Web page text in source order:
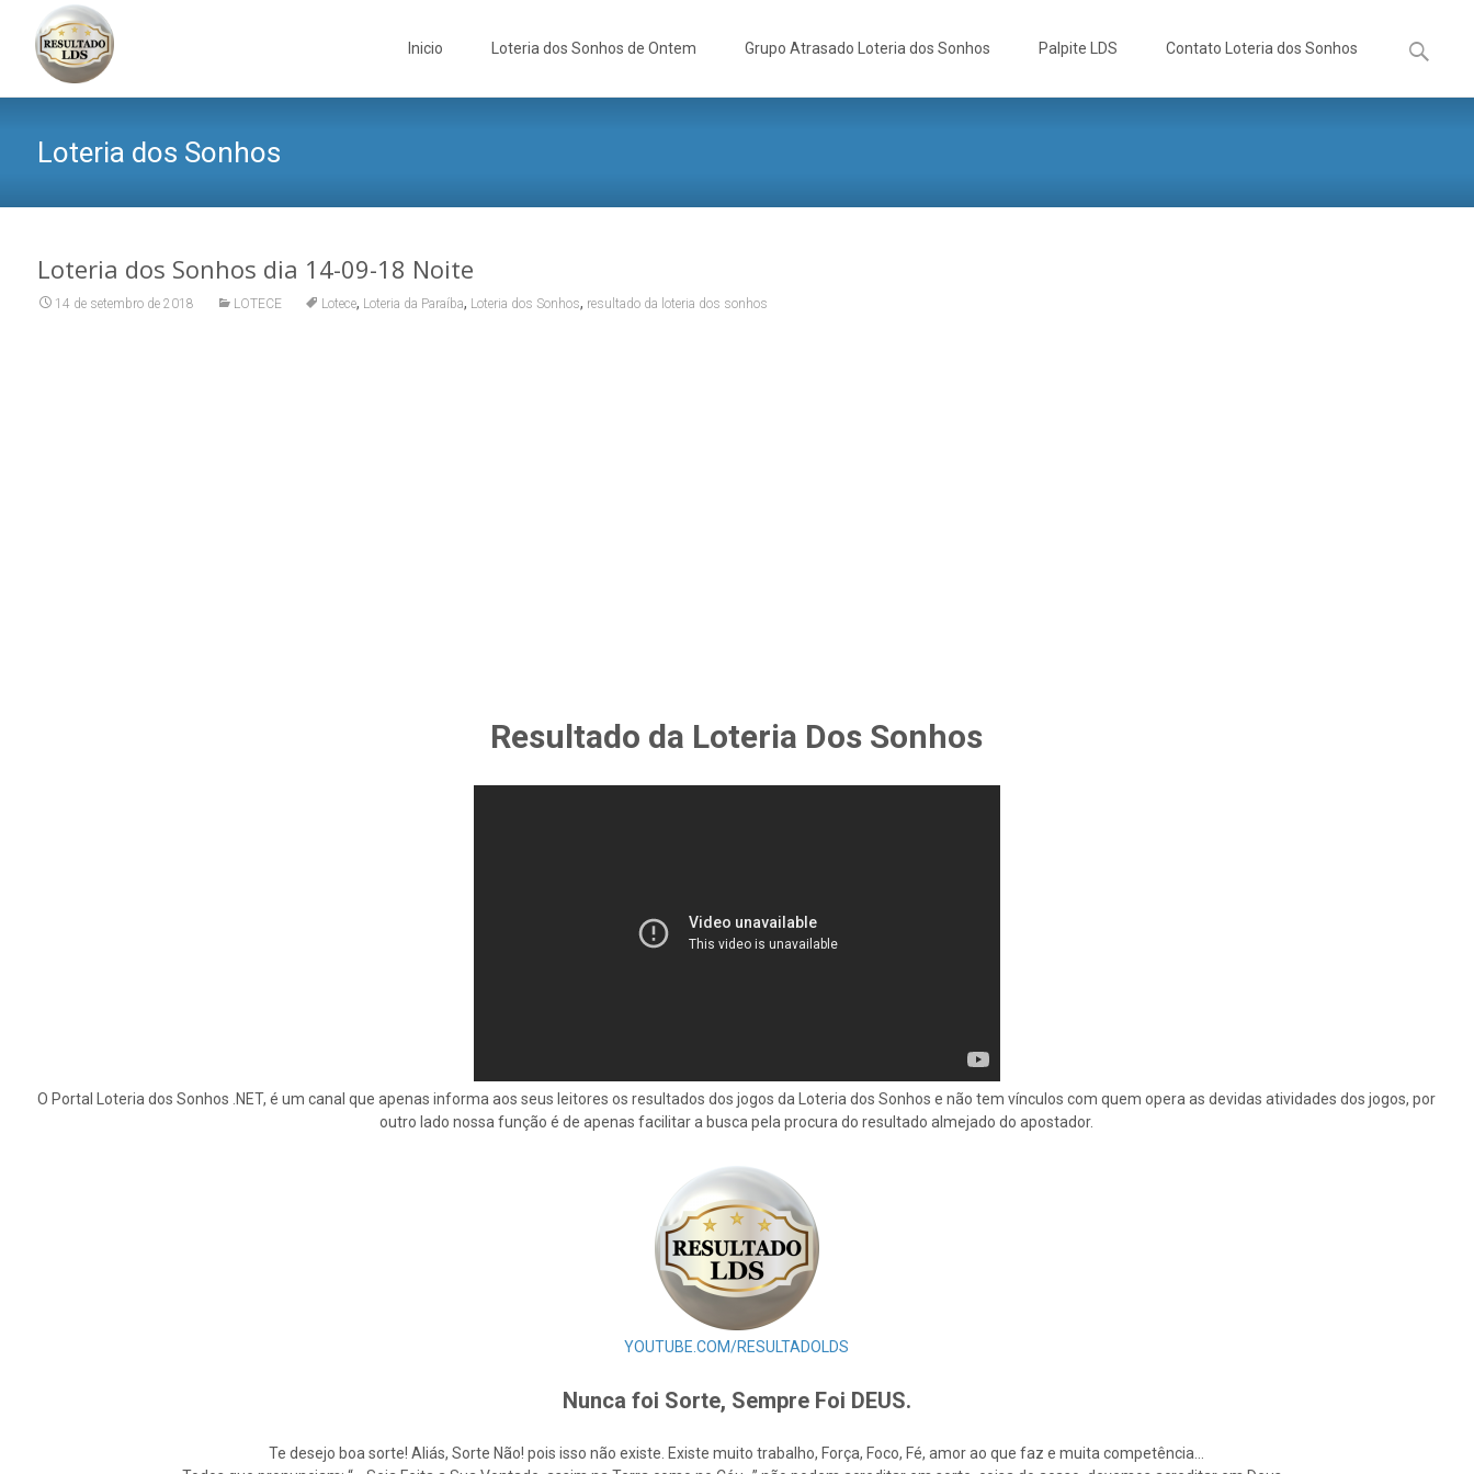
Inicio Loteria dos Sonhos de Ontem Grupo Atrasado Loteria dos Sonhos Palpite LDS Contato Loteria dos Sonhos
por:
Loteria dos Sonhos
Loteria dos Sonhos dia 14-09-18 Noite
14 de setembro de 2018 LOTECE Lotece, Loteria da Paraíba, Loteria dos Sonhos, resultado da loteria dos sonhos
Resultado da Loteria Dos Sonhos
O Portal Loteria dos Sonhos .NET, é um canal que apenas informa aos seus leitores os resultados dos jogos da Loteria dos Sonhos e não tem vínculos com quem opera as devidas atividades dos jogos, por
outro lado nossa função é de apenas facilitar a busca pela procura do resultado almejado do apostador.
YOUTUBE.COM/RESULTADOLDS
Nunca foi Sorte, Sempre Foi DEUS.
Te desejo boa sorte! Aliás, Sorte Não! pois isso não existe. Existe muito trabalho, Força, Foco, Fé, amor ao que faz e muita competência…